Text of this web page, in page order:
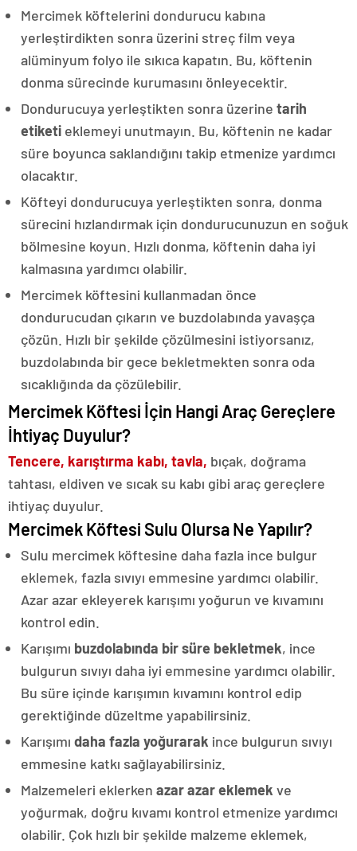
Mercimek köftelerini dondurucu kabına
yerleştirdikten sonra üzerini streç film veya
alüminyum folyo ile sıkıca kapatın. Bu, köftenin
donma sürecinde kurumasını önleyecektir.
Dondurucuya yerleştikten sonra üzerine tarih
etiketi eklemeyi unutmayın. Bu, köftenin ne kadar
süre boyunca saklandığını takip etmenize yardımcı
olacaktır.
Köfteyi dondurucuya yerleştikten sonra, donma
sürecini hızlandırmak için dondurucunuzun en soğuk
bölmesine koyun. Hızlı donma, köftenin daha iyi
kalmasına yardımcı olabilir.
Mercimek köftesini kullanmadan önce
dondurucudan çıkarın ve buzdolabında yavaşça
çözün. Hızlı bir şekilde çözülmesini istiyorsanız,
buzdolabında bir gece bekletmekten sonra oda
sıcaklığında da çözülebilir.
Mercimek Köftesi İçin Hangi Araç Gereçlere
İhtiyaç Duyulur?
Tencere, karıştırma kabı, tavla, bıçak, doğrama
tahtası, eldiven ve sıcak su kabı gibi araç gereçlere
ihtiyaç duyulur.
Mercimek Köftesi Sulu Olursa Ne Yapılır?
Sulu mercimek köftesine daha fazla ince bulgur
eklemek, fazla sıvıyı emmesine yardımcı olabilir.
Azar azar ekleyerek karışımı yoğurun ve kıvamını
kontrol edin.
Karışımı buzdolabında bir süre bekletmek, ince
bulgurun sıvıyı daha iyi emmesine yardımcı olabilir.
Bu süre içinde karışımın kıvamını kontrol edip
gerektiğinde düzeltme yapabilirsiniz.
Karışımı daha fazla yoğurarak ince bulgurun sıvıyı
emmesine katkı sağlayabilirsiniz.
Malzemeleri eklerken azar azar eklemek ve
yoğurmak, doğru kıvamı kontrol etmenize yardımcı
olabilir. Çok hızlı bir şekilde malzeme eklemek,